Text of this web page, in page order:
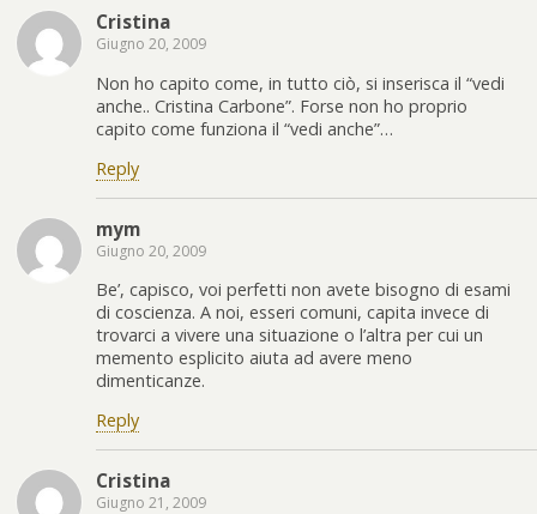
Cristina
Giugno 20, 2009
Non ho capito come, in tutto ciò, si inserisca il “vedi
anche.. Cristina Carbone”. Forse non ho proprio
capito come funziona il “vedi anche”…
Reply
mym
Giugno 20, 2009
Be’, capisco, voi perfetti non avete bisogno di esami
di coscienza. A noi, esseri comuni, capita invece di
trovarci a vivere una situazione o l’altra per cui un
memento esplicito aiuta ad avere meno
dimenticanze.
Reply
Cristina
Giugno 21, 2009